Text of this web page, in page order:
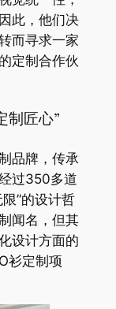
此，他们决
而寻求一家
定制合作伙
制匠心”
品牌，传承
过350多道
”的设计哲
闻名，但其
设计方面的
衫定制项